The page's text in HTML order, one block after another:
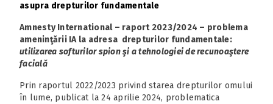
asupra drepturilor fundamentale
Amnesty International – raport 2023/2024 – problema
ameninţării IA la adresa drepturilor fundamentale:
utilizarea softurilor spion şi a tehnologiei de recunoaştere
facială
Prin raportul 2022/2023 privind starea drepturilor omului
în lume, publicat la 24 aprilie 2024, problematica